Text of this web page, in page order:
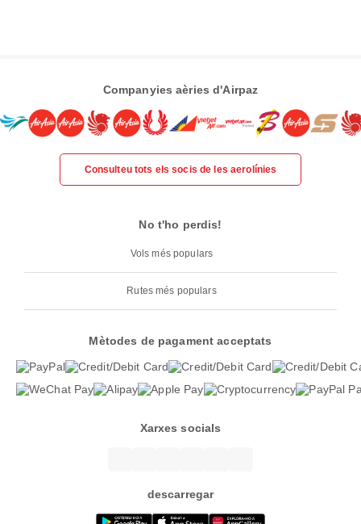
Companyies aèries d'Airpaz
Consulteu tots els socis de les aerolínies
No t'ho perdis!
Vols més populars
Rutes més populars
Mètodes de pagament acceptats
Xarxes socials
descarregar